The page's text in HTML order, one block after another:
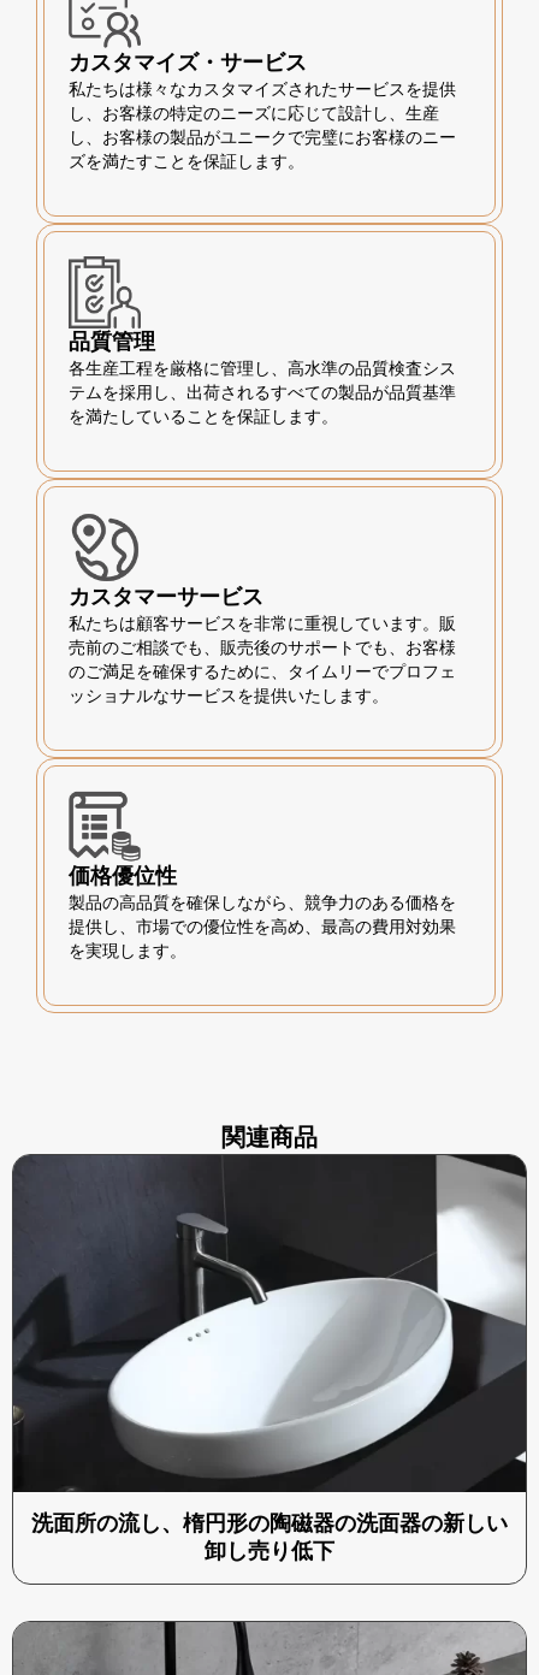
カスタマイズ・サービス
私たちは様々なカスタマイズされたサービスを提供
し、お客様の特定のニーズに応じて設計し、生産
し、お客様の製品がユニークで完璧にお客様のニー
ズを満たすことを保証します。
品質管理
各生産工程を厳格に管理し、高水準の品質検査シス
テムを採用し、出荷されるすべての製品が品質基準
を満たしていることを保証します。
カスタマーサービス
私たちは顧客サービスを非常に重視しています。販
売前のご相談でも、販売後のサポートでも、お客様
のご満足を確保するために、タイムリーでプロフェ
ッショナルなサービスを提供いたします。
価格優位性
製品の高品質を確保しながら、競争力のある価格を
提供し、市場での優位性を高め、最高の費用対効果
を実現します。
関連商品
洗面所の流し、楕円形の陶磁器の洗面器の新しい
卸し売り低下